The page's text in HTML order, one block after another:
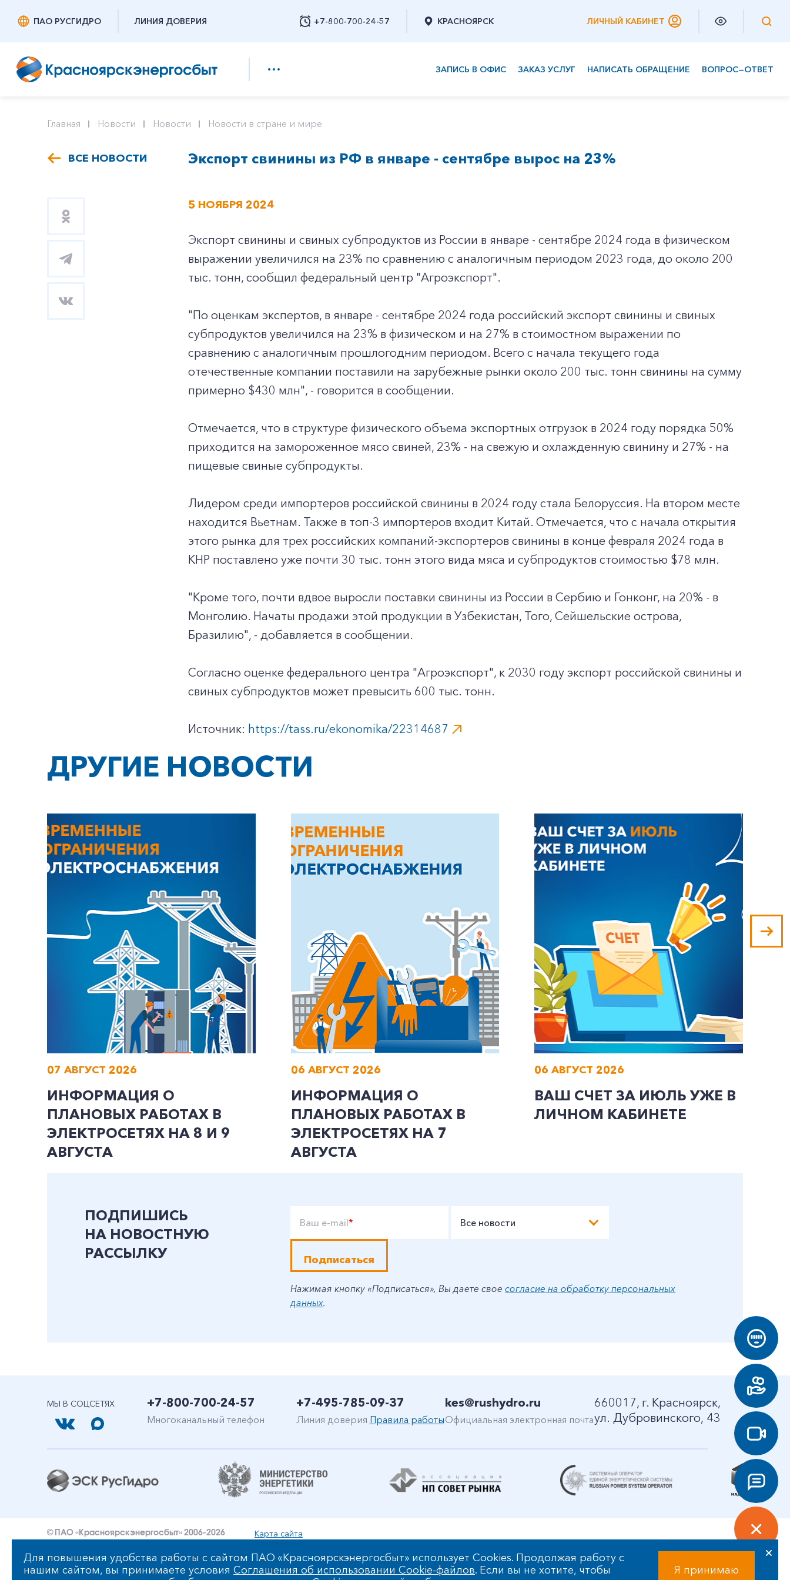
ПАО РУСГИДРО ЛИНИЯ ДОВЕРИЯ +7-800-700-24-57
Заказать обратный звонок
КРАСНОЯРСК ЛИЧНЫЙ КАБИНЕТ
ЗАПИСЬ В ОФИС ЗАКАЗ УСЛУГ НАПИСАТЬ ОБРАЩЕНИЕ ВОПРОС—ОТВЕТ
Частным клиентам
Корпоративным клиентам
Главная Новости Новости Новости в стране и мире
ВСЕ НОВОСТИ Экспорт свинины из РФ в январе - сентябре вырос на 23%
5 НОЯБРЯ 2024
Экспорт свинины и свиных субпродуктов из России в январе - сентябре 2024 года в физическом
выражении увеличился на 23% по сравнению с аналогичным периодом 2023 года, до около 200
тыс. тонн, сообщил федеральный центр "Агроэкспорт".
"По оценкам экспертов, в январе - сентябре 2024 года российский экспорт свинины и свиных
субпродуктов увеличился на 23% в физическом и на 27% в стоимостном выражении по
сравнению с аналогичным прошлогодним периодом. Всего с начала текущего года
отечественные компании поставили на зарубежные рынки около 200 тыс. тонн свинины на сумму
примерно $430 млн", - говорится в сообщении.
Отмечается, что в структуре физического объема экспортных отгрузок в 2024 году порядка 50%
приходится на замороженное мясо свиней, 23% - на свежую и охлажденную свинину и 27% - на
пищевые свиные субпродукты.
Лидером среди импортеров российской свинины в 2024 году стала Белоруссия. На втором месте
находится Вьетнам. Также в топ-3 импортеров входит Китай. Отмечается, что с начала открытия
этого рынка для трех российских компаний-экспортеров свинины в конце февраля 2024 года в
КНР поставлено уже почти 30 тыс. тонн этого вида мяса и субпродуктов стоимостью $78 млн.
"Кроме того, почти вдвое выросли поставки свинины из России в Сербию и Гонконг, на 20% - в
Монголию. Начаты продажи этой продукции в Узбекистан, Того, Сейшельские острова,
Бразилию", - добавляется в сообщении.
Согласно оценке федерального центра "Агроэкспорт", к 2030 году экспорт российской свинины и
свиных субпродуктов может превысить 600 тыс. тонн.
Источник: https://tass.ru/ekonomika/22314687
ДРУГИЕ НОВОСТИ
07 АВГУСТ 2026
ИНФОРМАЦИЯ О
ПЛАНОВЫХ РАБОТАХ В
ЭЛЕКТРОСЕТЯХ НА 8 И 9
АВГУСТА
06 АВГУСТ 2026
ИНФОРМАЦИЯ О
ПЛАНОВЫХ РАБОТАХ В
ЭЛЕКТРОСЕТЯХ НА 7
АВГУСТА
06 АВГУСТ 2026
ВАШ СЧЕТ ЗА ИЮЛЬ УЖЕ В
ЛИЧНОМ КАБИНЕТЕ
ПОДПИШИСЬ
НА НОВОСТНУЮ
РАССЫЛКУ
Ваш e-mail* Все новости
Подписаться
Нажимая кнопку «Подписаться», Вы даете своесогласие на обработку персональных
данных.
МЫ В СОЦСЕТЯХ +7-800-700-24-57
Многоканальный телефон
+7-495-785-09-37
Линия доверия Правила работы
kes@rushydro.ru
Официальная электронная почта
660017, г. Красноярск,
ул. Дубровинского, 43
© ПАО «Красноярскэнергосбыт» 2006-2026
Карта сайта
Уведомление об ответственности и праве интеллектуальной собственности
Политика ПАО «Красноярскэнергосбыт» в отношении обработки персональных данных
Для повышения удобства работы с сайтом ПАО «Красноярскэнергосбыт» использует Cookies. Продолжая работу с
нашим сайтом, вы принимаете условия Соглашения об использовании Cookie-файлов. Если вы не хотите, чтобы
Я принимаю